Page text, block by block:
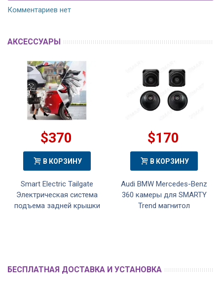
Комментариев нет
АКСЕССУАРЫ
$370
В КОРЗИНУ
Smart Electric Tailgate
Электрическая система
подъема задней крышки
$170
В КОРЗИНУ
Audi BMW Mercedes-Benz
360 камеры для SMARTY
Trend магнитол
БЕСПЛАТНАЯ ДОСТАВКА И УСТАНОВКА